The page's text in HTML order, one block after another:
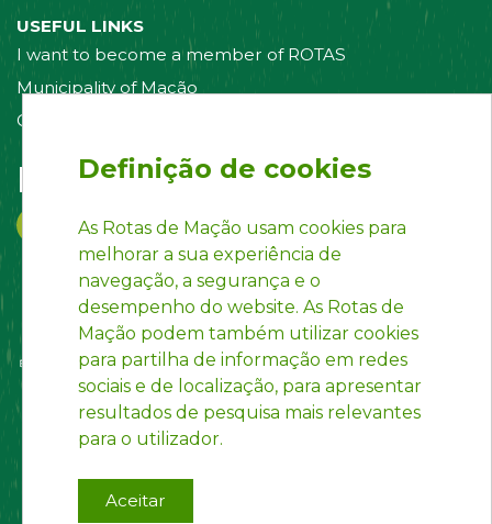
USEFUL LINKS
I want to become a member of ROTAS
Municipality of Mação
Contact us
Follow us on:
Definição de cookies
As Rotas de Mação usam cookies para
melhorar a sua experiência de
navegação, a segurança e o
desempenho do website. As Rotas de
Mação podem também utilizar cookies
para partilha de informação em redes
sociais e de localização, para apresentar
resultados de pesquisa mais relevantes
para o utilizador.
Aceitar